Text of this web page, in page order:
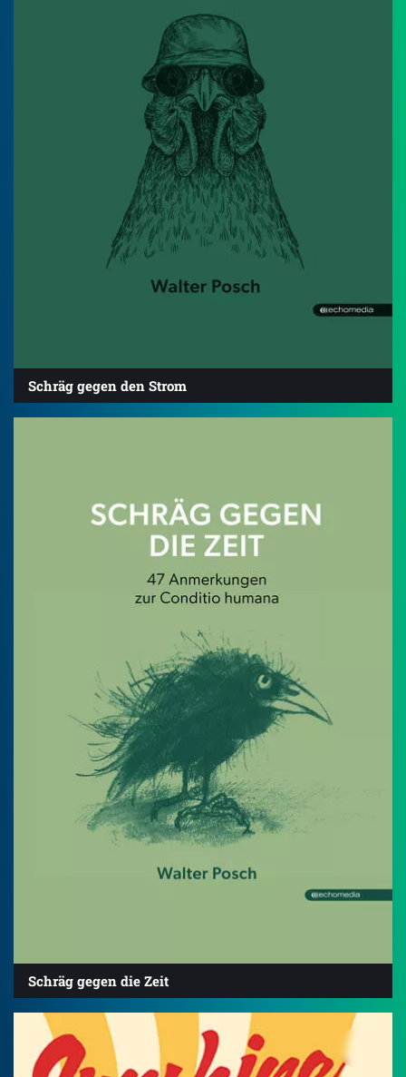
Schräg gegen den Strom
Schräg gegen die Zeit